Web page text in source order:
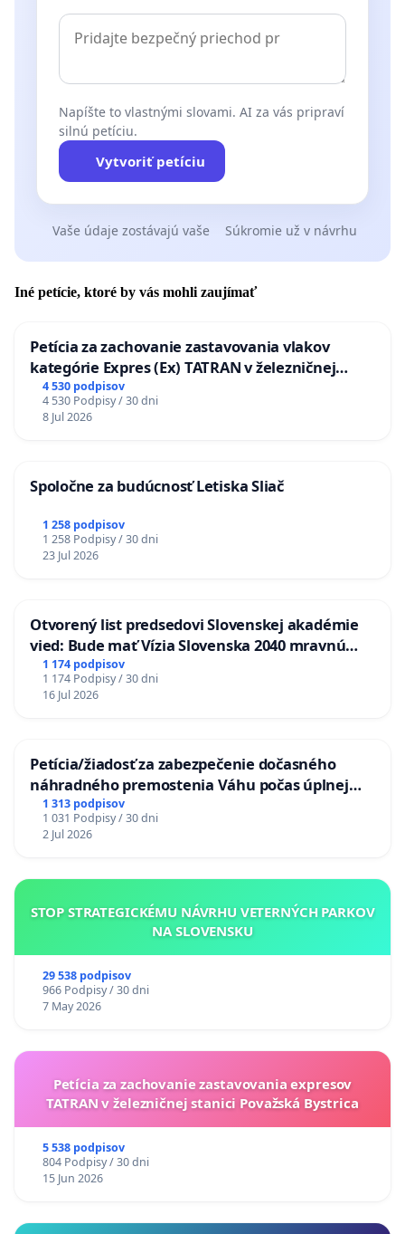
Napíšte to vlastnými slovami. AI za vás pripraví
silnú petíciu.
Vytvoriť petíciu
Vaše údaje zostávajú vaše Súkromie už v návrhu
Iné petície, ktoré by vás mohli zaujímať
Petícia za zachovanie zastavovania vlakov
kategórie Expres (Ex) TATRAN v železničnej
stanici Púchov
4 530 podpisov
4 530 Podpisy / 30 dni
8 Jul 2026
Spoločne za budúcnosť Letiska Sliač
1 258 podpisov
1 258 Podpisy / 30 dni
23 Jul 2026
Otvorený list predsedovi Slovenskej akadémie
vied: Bude mať Vízia Slovenska 2040 mravnú
chrbticu?
1 174 podpisov
1 174 Podpisy / 30 dni
16 Jul 2026
Petícia/žiadosť za zabezpečenie dočasného
náhradného premostenia Váhu počas úplnej
uzávery Vážskeho mosta v Komárne
1 313 podpisov
1 031 Podpisy / 30 dni
2 Jul 2026
STOP STRATEGICKÉMU NÁVRHU VETERNÝCH PARKOV
NA SLOVENSKU
29 538 podpisov
966 Podpisy / 30 dni
7 May 2026
Petícia za zachovanie zastavovania expresov
TATRAN v železničnej stanici Považská Bystrica
5 538 podpisov
804 Podpisy / 30 dni
15 Jun 2026